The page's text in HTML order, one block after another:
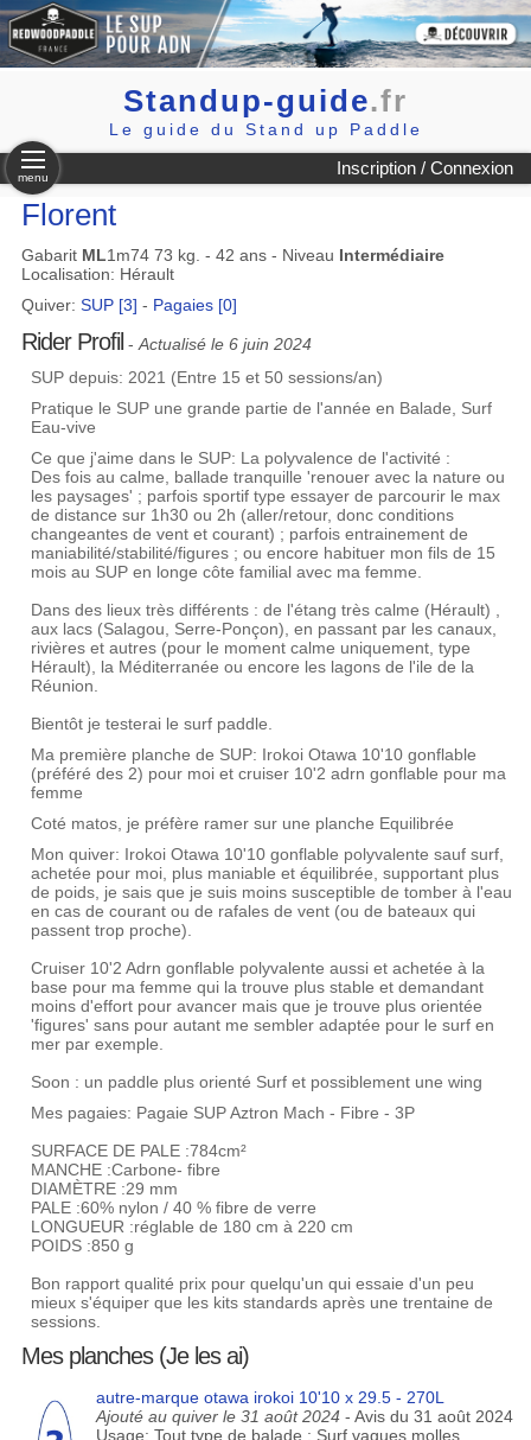
Standup-guide.fr
Le guide du Stand up Paddle
Inscription / Connexion
menu
Florent
Gabarit ML1m74 73 kg. - 42 ans - Niveau Intermédiaire
Localisation: Hérault
Quiver: SUP [3] - Pagaies [0]
Rider Profil - Actualisé le 6 juin 2024
SUP depuis: 2021 (Entre 15 et 50 sessions/an)
Pratique le SUP une grande partie de l'année en Balade, Surf
Eau-vive
Ce que j'aime dans le SUP: La polyvalence de l'activité :
Des fois au calme, ballade tranquille 'renouer avec la nature ou
les paysages' ; parfois sportif type essayer de parcourir le max
de distance sur 1h30 ou 2h (aller/retour, donc conditions
changeantes de vent et courant) ; parfois entrainement de
maniabilité/stabilité/figures ; ou encore habituer mon fils de 15
mois au SUP en longe côte familial avec ma femme.
Dans des lieux très différents : de l'étang très calme (Hérault) ,
aux lacs (Salagou, Serre-Ponçon), en passant par les canaux,
rivières et autres (pour le moment calme uniquement, type
Hérault), la Méditerranée ou encore les lagons de l'ile de la
Réunion.
Bientôt je testerai le surf paddle.
Ma première planche de SUP: Irokoi Otawa 10'10 gonflable
(préféré des 2) pour moi et cruiser 10'2 adrn gonflable pour ma
femme
Coté matos, je préfère ramer sur une planche Equilibrée
Mon quiver: Irokoi Otawa 10'10 gonflable polyvalente sauf surf,
achetée pour moi, plus maniable et équilibrée, supportant plus
de poids, je sais que je suis moins susceptible de tomber à l'eau
en cas de courant ou de rafales de vent (ou de bateaux qui
passent trop proche).
Cruiser 10'2 Adrn gonflable polyvalente aussi et achetée à la
base pour ma femme qui la trouve plus stable et demandant
moins d'effort pour avancer mais que je trouve plus orientée
'figures' sans pour autant me sembler adaptée pour le surf en
mer par exemple.
Soon : un paddle plus orienté Surf et possiblement une wing
Mes pagaies: Pagaie SUP Aztron Mach - Fibre - 3P
SURFACE DE PALE :784cm²
MANCHE :Carbone- fibre
DIAMÈTRE :29 mm
PALE :60% nylon / 40 % fibre de verre
LONGUEUR :réglable de 180 cm à 220 cm
POIDS :850 g
Bon rapport qualité prix pour quelqu'un qui essaie d'un peu
mieux s'équiper que les kits standards après une trentaine de
sessions.
Mes planches (Je les ai)
autre-marque otawa irokoi 10'10 x 29.5 - 270L
Ajouté au quiver le 31 août 2024 - Avis du 31 août 2024
Usage: Tout type de balade ; Surf vagues molles